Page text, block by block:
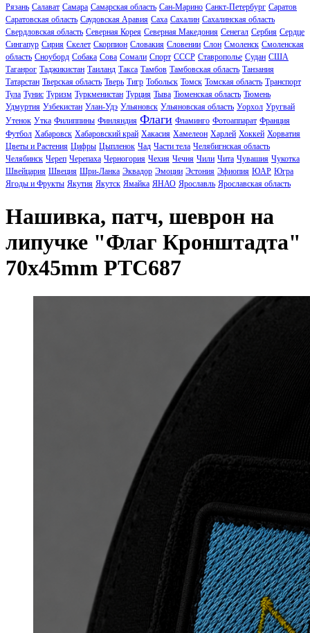
Рязань Салават Самара Самарская область Сан-Марино Санкт-Петербург Саратов
Саратовская область Саудовская Аравия Саха Сахалин Сахалинская область
Свердловская область Северная Корея Северная Македония Сенегал Сербия Сердце
Сингапур Сирия Скелет Скорпион Словакия Словении Слон Смоленск Смоленская
область Сноуборд Собака Сова Сомали Спорт СССР Ставрополье Судан США
Таганрог Таджикистан Таиланд Такса Тамбов Тамбовская область Танзания
Татарстан Тверская область Тверь Тигр Тобольск Томск Томская область Транспорт
Тула Тунис Туризм Туркменистан Турция Тыва Тюменская область Тюмень
Удмуртия Узбекистан Улан-Удэ Ульяновск Ульяновская область Уорхол Уругвай
Утенок Утка Филиппины Финляндия Флаги Фламинго Фотоаппарат Франция
Футбол Хабаровск Хабаровский край Хакасия Хамелеон Харлей Хоккей Хорватия
Цветы и Растения Цифры Цыпленок Чад Части тела Челябигнская область
Челябинск Череп Черепаха Черногория Чехия Чечня Чили Чита Чувашия Чукотка
Швейцария Швеция Шри-Ланка Эквадор Эмоции Эстония Эфиопия ЮАР Югра
Ягоды и Фрукты Якутия Якутск Ямайка ЯНАО Ярославль Ярославская область
Нашивка, патч, шеврон на
липучке "Флаг Кронштадта"
70x45mm PTC687